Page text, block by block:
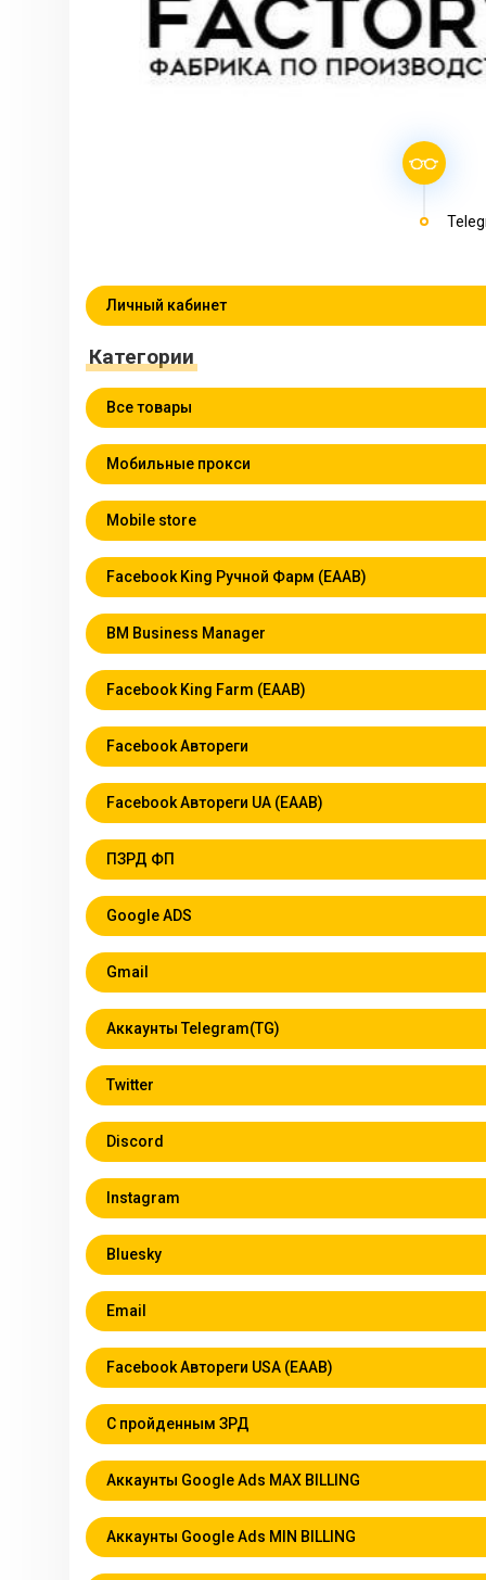
Личный кабинет
Категории
Все товары
Мобильные прокси
Mobile store
Facebook King Ручной Фарм (EAAB)
BM Business Manager
Facebook King Farm (EAAB)
Facebook Автореги
Facebook Автореги UA (EAAB)
ПЗРД ФП
Google ADS
Gmail
Аккаунты Telegram(TG)
Twitter
Discord
Instagram
Bluesky
Email
Facebook Автореги USA (EAAB)
С пройденным ЗРД
Аккаунты Google Ads MAX BILLING
Аккаунты Google Ads MIN BILLING